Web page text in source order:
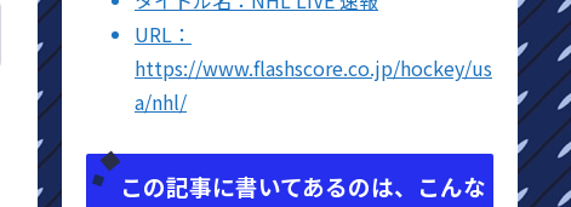
URL：
https://www.flashscore.co.jp/hockey/us
a/nhl/
この記事に書いてあるのは、こんな